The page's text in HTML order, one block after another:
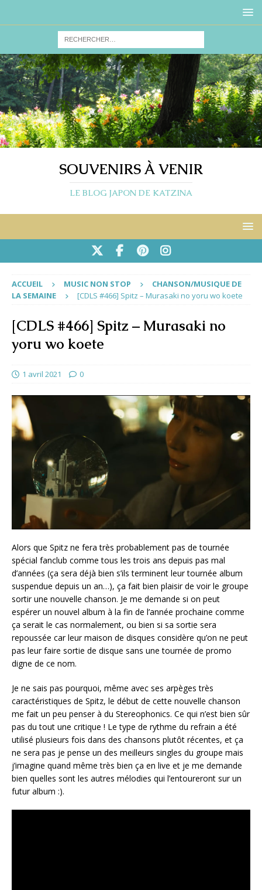
SOUVENIRS À VENIR
LE BLOG JAPON DE KATZINA
ACCUEIL MUSIC NON STOP
CHANSON/MUSIQUE DE
LA SEMAINE
[CDLS #466] Spitz – Murasaki no yoru wo koete
[CDLS #466] Spitz – Murasaki no
yoru wo koete
1 avril 2021 0
Alors que Spitz ne fera très probablement pas de tournée
spécial fanclub comme tous les trois ans depuis pas mal
d’années (ça sera déjà bien s’ils terminent leur tournée album
suspendue depuis un an…), ça fait bien plaisir de voir le groupe
sortir une nouvelle chanson. Je me demande si on peut
espérer un nouvel album à la fin de l’année prochaine comme
ça serait le cas normalement, ou bien si sa sortie sera
repoussée car leur maison de disques considère qu’on ne peut
pas leur faire sortie de disque sans une tournée de promo
digne de ce nom.
Je ne sais pas pourquoi, même avec ses arpèges très
caractéristiques de Spitz, le début de cette nouvelle chanson
me fait un peu penser à du Stereophonics. Ce qui n’est bien sûr
pas du tout une critique ! Le type de rythme du refrain a été
utilisé plusieurs fois dans des chansons plutôt récentes, et ça
ne sera pas je pense un des meilleurs singles du groupe mais
j’imagine quand même très bien ça en live et je me demande
bien quelles sont les autres mélodies qui l’entoureront sur un
futur album :).